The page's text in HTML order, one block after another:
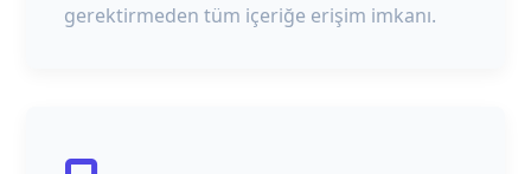
gerektirmeden tüm içeriğe erişim imkanı.